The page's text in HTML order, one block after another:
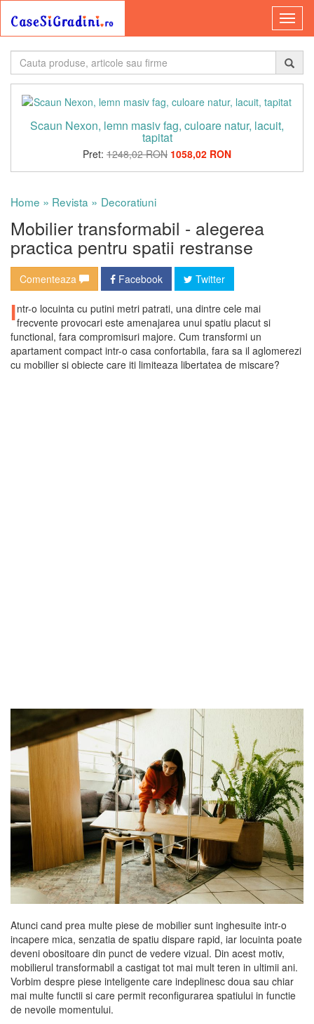
Scaun Nexon, lemn masiv fag, culoare natur, lacuit,
tapitat
Pret: 1248,02 RON 1058,02 RON
Home » Revista » Decoratiuni
Mobilier transformabil - alegerea
practica pentru spatii restranse
Comenteaza Facebook Twitter
Intr-o locuinta cu putini metri patrati, una dintre cele mai
frecvente provocari este amenajarea unui spatiu placut si
functional, fara compromisuri majore. Cum transformi un
apartament compact intr-o casa confortabila, fara sa il aglomerezi
cu mobilier si obiecte care iti limiteaza libertatea de miscare?
Atunci cand prea multe piese de mobilier sunt inghesuite intr-o
incapere mica, senzatia de spatiu dispare rapid, iar locuinta poate
deveni obositoare din punct de vedere vizual. Din acest motiv,
mobilierul transformabil a castigat tot mai mult teren in ultimii ani.
Vorbim despre piese inteligente care indeplinesc doua sau chiar
mai multe functii si care permit reconfigurarea spatiului in functie
de nevoile momentului.